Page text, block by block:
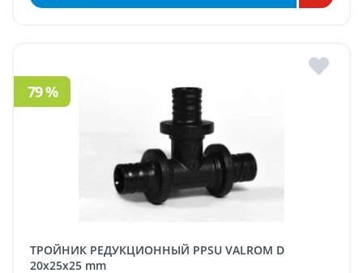
ТРОЙНИК РЕДУКЦИОННЫЙ PPSU VALROM D
20x25x25 mm
79 %